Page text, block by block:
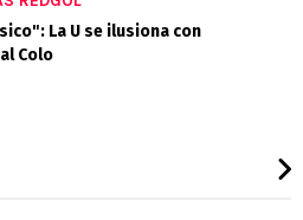
La U se ilusiona con
Colo